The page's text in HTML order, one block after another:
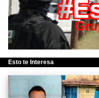
Esto te Interesa